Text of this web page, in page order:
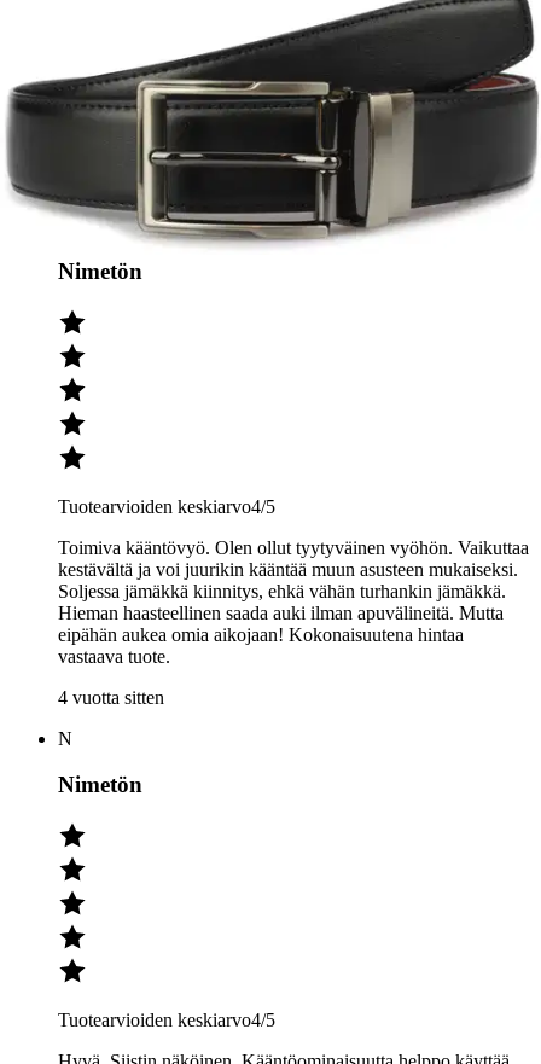
4,4/5
(14)arviota
Julkaisemme tuotearvioita vain varmistetuista ostoksista. Niitä voivat
kirjoittaa asiakkaat, jotka ovat käyttäneet S-Etukorttia myymälässä
tai verkkokaupassa.
N
Nimetön
Tuotearvioiden keskiarvo4/5
Toimiva kääntövyö. Olen ollut tyytyväinen vyöhön. Vaikuttaa
kestävältä ja voi juurikin kääntää muun asusteen mukaiseksi.
Soljessa jämäkkä kiinnitys, ehkä vähän turhankin jämäkkä.
Hieman haasteellinen saada auki ilman apuvälineitä. Mutta
eipähän aukea omia aikojaan! Kokonaisuutena hintaa
vastaava tuote.
4 vuotta sitten
N
Nimetön
Tuotearvioiden keskiarvo4/5